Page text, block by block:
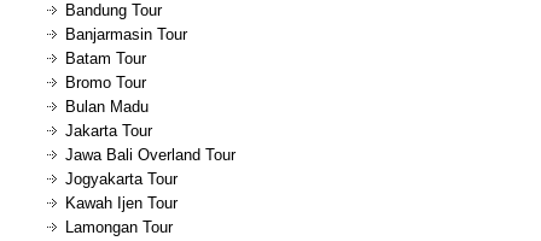
Bandung Tour
Banjarmasin Tour
Batam Tour
Bromo Tour
Bulan Madu
Jakarta Tour
Jawa Bali Overland Tour
Jogyakarta Tour
Kawah Ijen Tour
Lamongan Tour